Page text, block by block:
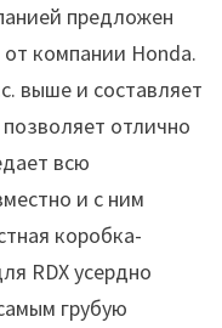
предложен
от компании Honda.
выше и составляет
отлично
всю
и с ним
коробка-
RDX усердно
грубую